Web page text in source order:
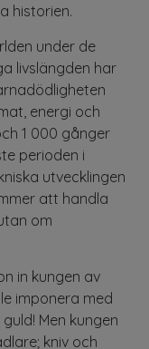
historien.
under de
livslängden har
energi och
1 000 gånger
perioden i
utvecklingen
att handla
om
in kungen av
imponera med
Men kungen
kniv och